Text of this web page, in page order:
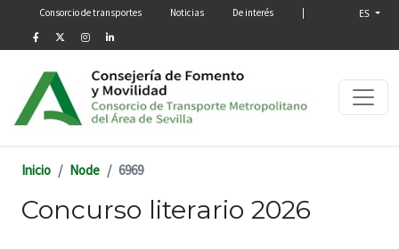
Pasar al contenido principal
Menú secundario
Consorcio de transportes Noticias De interés ES
Inicio Node 6969
Concurso literario 2026